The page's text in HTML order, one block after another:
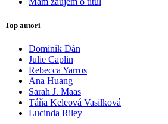
Top autori
Dominik Dán
Julie Caplin
Rebecca Yarros
Ana Huang
Sarah J. Maas
Táňa Keleová Vasilková
Lucinda Riley